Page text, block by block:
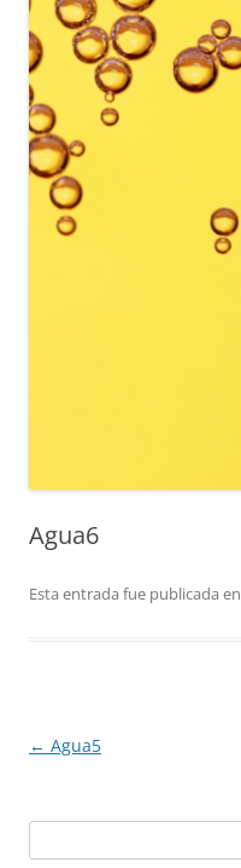
Agua6
Esta entrada fue publicada en
Navegación
← Agua5